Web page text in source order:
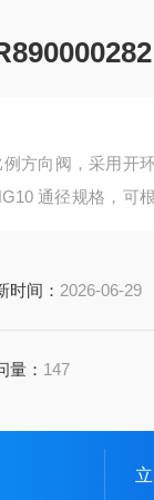
方向阀，采用开
通径规格，可
时间： 2026-06-29
量： 147